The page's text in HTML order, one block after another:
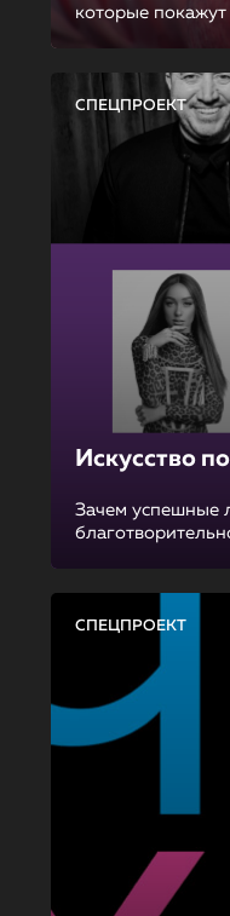
которые
СПЕЦПРОЕКТ
Искусство
Зачем успешные
СПЕЦПРОЕКТ